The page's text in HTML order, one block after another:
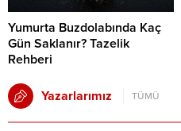
Yumurta Buzdolabında Kaç
Gün Saklanır? Tazelik
Rehberi
Yazarlarımız TÜMÜ